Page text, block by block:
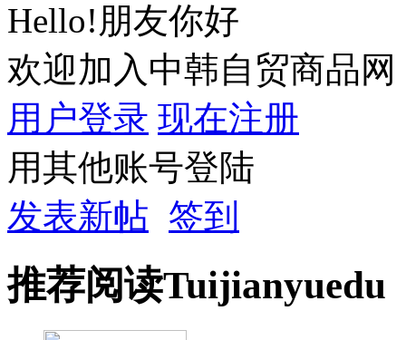
Hello!朋友你好
欢迎加入中韩自贸商品网
用户登录 现在注册
用其他账号登陆
发表新帖 签到
推荐阅读Tuijianyuedu